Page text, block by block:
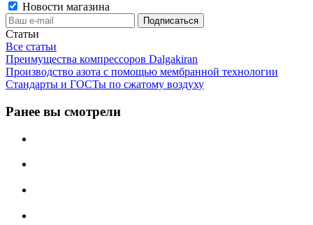
Новости магазина
Статьи
Все статьи
Преимущества компрессоров Dalgakiran
Производство азота с помощью мембранной технологии
Стандарты и ГОСТы по сжатому воздуху
Ранее вы смотрели